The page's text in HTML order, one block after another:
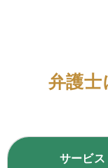
弁護
サービス